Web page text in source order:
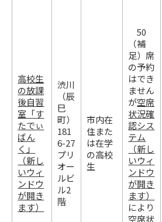
高校生
の放課
後自習
室「す
たでぃ
ばん
く」
（新し
いウィ
ンドウ
が開き
ます）
渋川
（辰
巳
町）
181
6-27
プリ
オー
ルビ
ル2
階
市内在
住また
は在学
の高校
生
50
（補
足）席
の予約
はでき
ません
が空席
状況確
認シス
テム
（新し
いウィ
ンドウ
が開き
ます）
により
空席状